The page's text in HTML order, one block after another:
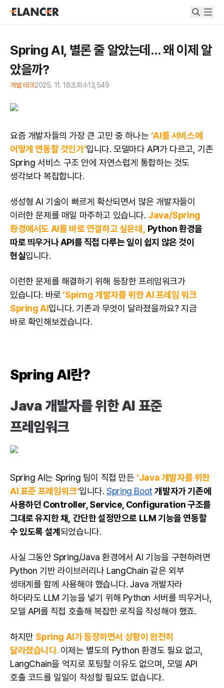
Spring AI, 별론 줄 알았는데… 왜 이제 알
았을까?
개발 테크2025. 11. 18조회수13,549
요즘 개발자들의 가장 큰 고민 중 하나는 ‘AI를 서비스에
어떻게 연동할 것인가’입니다. 모델마다 API가 다르고, 기존
Spring 서비스 구조 안에 자연스럽게 통합하는 것도
생각보다 복잡합니다.
생성형 AI 기술이 빠르게 확산되면서 많은 개발자들이
이러한 문제를 매일 마주하고 있습니다. Java/Spring
환경에서도 AI를 바로 연결하고 싶은데,
Python 환경을
따로 띄우거나 API를 직접 다루는 일이 쉽지 않은 것이
현실입니다.
이런한 문제를 해결하기 위해 등장한 프레임워크가
있습니다. 바로‘Spirng 개발자를 위한 AI 프레임 워크
Spring AI입니다. 기존과 무엇이 달라졌을까요? 지금
바로 확인해보겠습니다.
Spring AI란?
Java 개발자를 위한 AI 표준
프레임워크
Spring AI는 Spring 팀이 직접 만든‘Java 개발자를 위한
AI 표준 프레임워크’입니다.Spring Boot 개발자가 기존에
사용하던 Controller, Service, Configuration 구조를
그대로 유지한 채,
간단한 설정만으로 LLM 기능을 연동할
수 있도록 설계 되었습니다.
사실 그동안 Spring/Java 환경에서 AI 기능을 구현하려면
Python 기반 라이브러리나 LangChain 같은 외부
생태계를 함께 사용해야 했습니다. Java 개발자라
하더라도 LLM 기능을 넣기 위해 Python 서버를 띄우거나,
모델 API를 직접 호출해 복잡한 로직을 작성해야 했죠.
하지만 Spring AI가 등장하면서 상황이 완전히
달라졌습니다.이제는 별도의 Python 환경도 필요 없고,
LangChain을 억지로 포팅할 이유도 없으며, 모델 API
호출 코드를 일일이 작성할 필요도 없습니다.